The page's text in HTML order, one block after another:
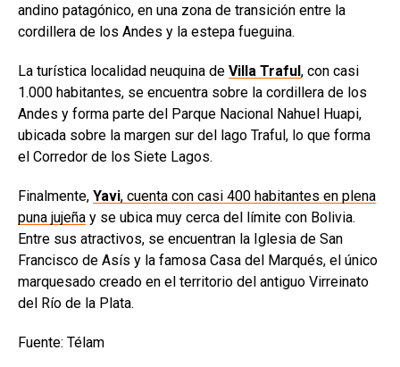
andino patagónico, en una zona de transición entre la
cordillera de los Andes y la estepa fueguina.
La turística localidad neuquina de Villa Traful, con casi
1.000 habitantes, se encuentra sobre la cordillera de los
Andes y forma parte del Parque Nacional Nahuel Huapi,
ubicada sobre la margen sur del lago Traful, lo que forma
el Corredor de los Siete Lagos.
Finalmente, Yavi, cuenta con casi 400 habitantes en plena
puna jujeña y se ubica muy cerca del límite con Bolivia.
Entre sus atractivos, se encuentran la Iglesia de San
Francisco de Asís y la famosa Casa del Marqués, el único
marquesado creado en el territorio del antiguo Virreinato
del Río de la Plata.
Fuente: Télam